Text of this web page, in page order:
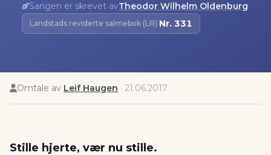
Sangen er skrevet avTheodor Wilhelm Oldenburg
Landstads reviderte salmebok (LR)·Nr. 331
Omtale av Leif Haugen ·21.06.2017
Stille hjerte, vær nu stille.